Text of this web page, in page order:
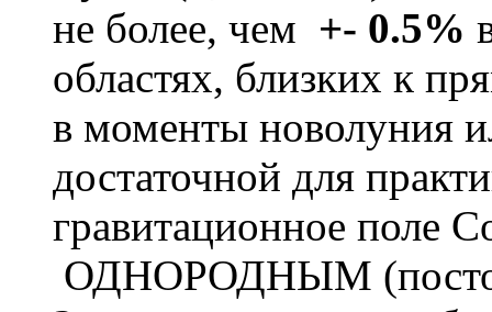
не более, чем +- 0.5%
областях, близких к
в моменты новолуния
достаточной для
гравитационное поле
ОДНОРОДНЫМ